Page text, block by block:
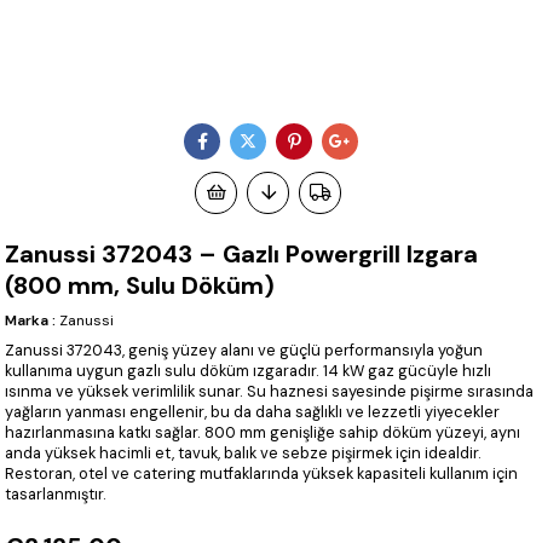
Zanussi 372043 – Gazlı Powergrill Izgara
(800 mm, Sulu Döküm)
Marka : Zanussi
Zanussi 372043, geniş yüzey alanı ve güçlü performansıyla yoğun
kullanıma uygun gazlı sulu döküm ızgaradır. 14 kW gaz gücüyle hızlı
ısınma ve yüksek verimlilik sunar. Su haznesi sayesinde pişirme sırasında
yağların yanması engellenir, bu da daha sağlıklı ve lezzetli yiyecekler
hazırlanmasına katkı sağlar. 800 mm genişliğe sahip döküm yüzeyi, aynı
anda yüksek hacimli et, tavuk, balık ve sebze pişirmek için idealdir.
Restoran, otel ve catering mutfaklarında yüksek kapasiteli kullanım için
tasarlanmıştır.